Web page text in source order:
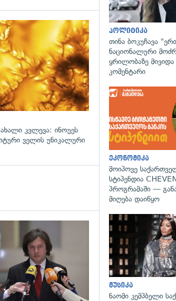
გადახედვა
კვლევა: ინოუეს
ველის უნიკალური
გადახედვა
პოლიტიკა
თინა ბოკუჩავა
ნაციონალური
ყრილობაზე
კომენტარი
ეკონომიკა
მოიპოვე
სტიპენდია
პროგრამაში —
მიღება დაიწყო
მუსიკა
ნაომი კემპბელი